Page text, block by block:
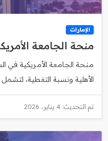
الإمارات
منحة الجامعة
منحة الجامعة الأمريكية
الأهلية ونسبة التغطية،
تم التحديث: 4 يناير، 2026